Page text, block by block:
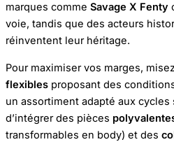
marques comme Savage X Fenty
voie, tandis que des acteurs
réinventent leur héritage.
Pour maximiser vos marges,
flexibles proposant des
un assortiment adapté aux cycles
d’intégrer des pièces
transformables en body) et des